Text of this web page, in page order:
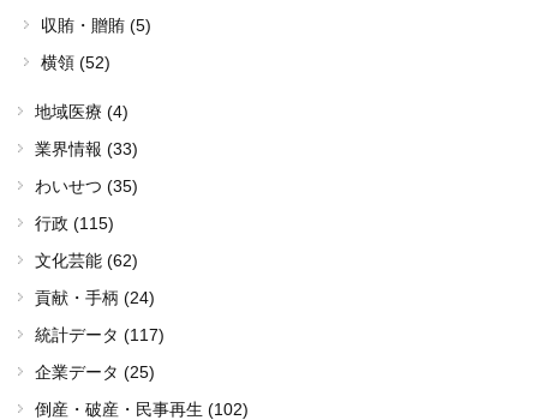
収賄・贈賄 (5)
横領 (52)
地域医療 (4)
業界情報 (33)
わいせつ (35)
行政 (115)
文化芸能 (62)
貢献・手柄 (24)
統計データ (117)
企業データ (25)
倒産・破産・民事再生 (102)